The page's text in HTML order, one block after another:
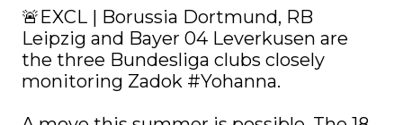
🚨EXCL | Borussia Dortmund, RB
Leipzig and Bayer 04 Leverkusen are
the three Bundesliga clubs closely
monitoring Zadok #Yohanna.